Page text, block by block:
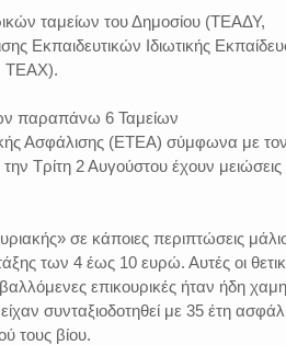
ταμείων του Δημοσίου (ΤΕΑΔΥ,
Εκπαιδευτικών Ιδιωτικής
ΤΕΑΧ).
παραπάνω 6 Ταμείων
Ασφάλισης (ΕΤΕΑ) σύμφωνα με τον
Τρίτη 2 Αυγούστου έχουν
σε κάποιες περιπτώσεις
των 4 έως 10 ευρώ. Αυτές οι
επικουρικές ήταν ήδη
συνταξιοδοτηθεί με 35 έτη
τους βίου.